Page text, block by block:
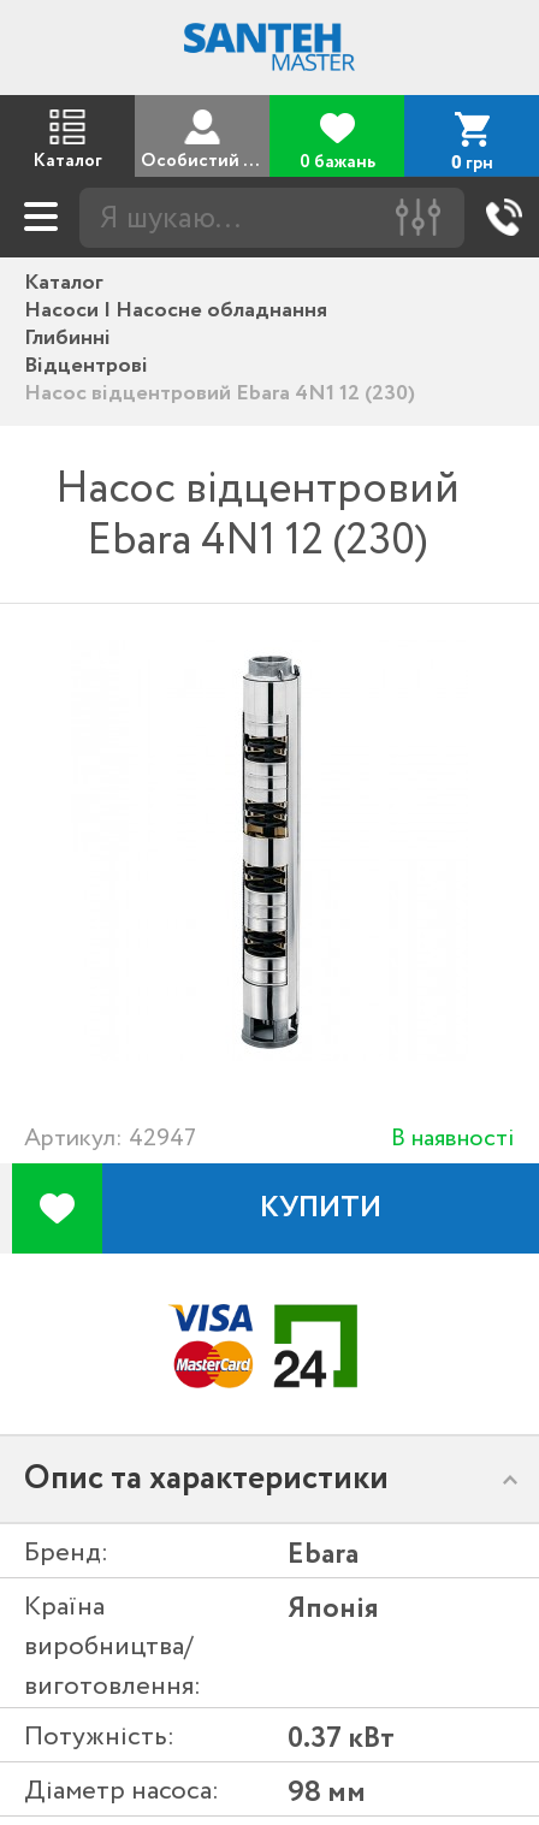
Каталог Особистий кабінет 0 бажань 0 грн
Каталог
Насоси | Насосне обладнання
Глибинні
Відцентрові
Насос відцентровий Ebara 4N1 12 (230)
Насос відцентровий
Ebara 4N1 12 (230)
Артикул: 42947 В наявності
КУПИТИ
Опис та характеристики
Бренд: Ebara
Країна
виробництва/
виготовлення:
Японія
Потужність: 0.37 кВт
Діаметр насоса: 98 мм